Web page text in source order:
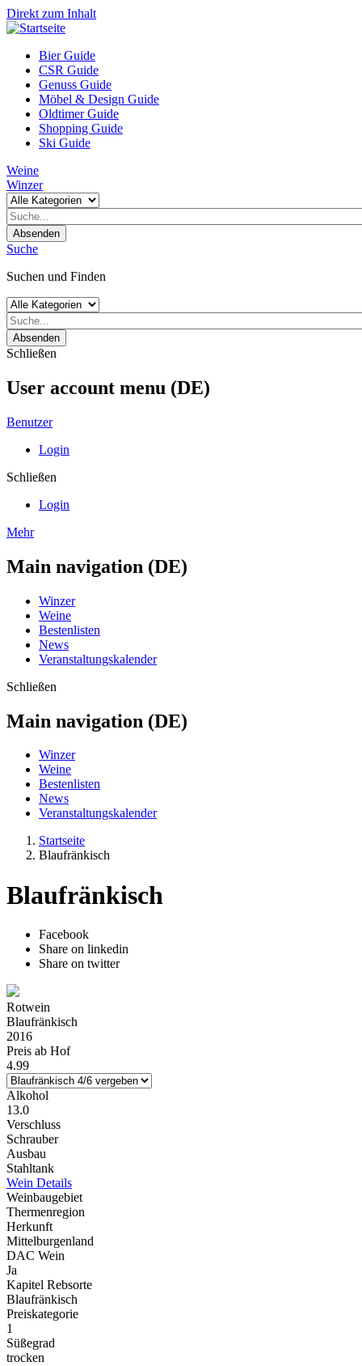
Direkt zum Inhalt
Bier Guide
CSR Guide
Genuss Guide
Möbel & Design Guide
Oldtimer Guide
Shopping Guide
Ski Guide
Weine
Winzer
Absenden
Suche
Suchen und Finden
Absenden
Schließen
User account menu (DE)
Benutzer
Login
Schließen
Login
Mehr
Main navigation (DE)
Winzer
Weine
Bestenlisten
News
Veranstaltungskalender
Schließen
Main navigation (DE)
Winzer
Weine
Bestenlisten
News
Veranstaltungskalender
Startseite
Blaufränkisch
Blaufränkisch
Facebook
Share on linkedin
Share on twitter
Rotwein
Blaufränkisch
2016
Preis ab Hof
4.99
Alkohol
13.0
Verschluss
Schrauber
Ausbau
Stahltank
Wein Details
Weinbaugebiet
Thermenregion
Herkunft
Mittelburgenland
DAC Wein
Ja
Kapitel Rebsorte
Blaufränkisch
Preiskategorie
1
Süßegrad
trocken